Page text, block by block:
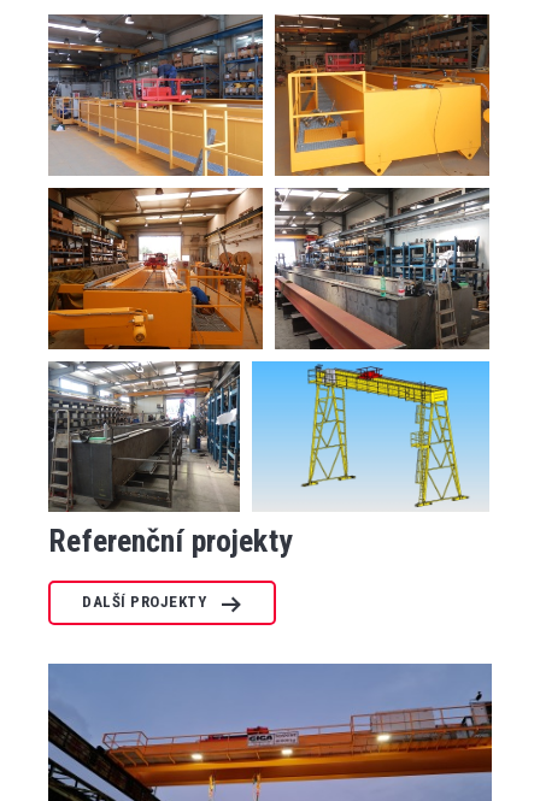
Referenční projekty
DALŠÍ PROJEKTY